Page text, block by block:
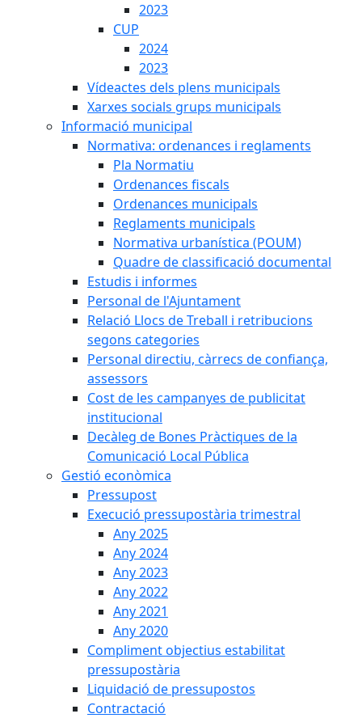
2023
CUP
2024
2023
Vídeactes dels plens municipals
Xarxes socials grups municipals
Informació municipal
Normativa: ordenances i reglaments
Pla Normatiu
Ordenances fiscals
Ordenances municipals
Reglaments municipals
Normativa urbanística (POUM)
Quadre de classificació documental
Estudis i informes
Personal de l'Ajuntament
Relació Llocs de Treball i retribucions
segons categories
Personal directiu, càrrecs de confiança,
assessors
Cost de les campanyes de publicitat
institucional
Decàleg de Bones Pràctiques de la
Comunicació Local Pública
Gestió econòmica
Pressupost
Execució pressupostària trimestral
Any 2025
Any 2024
Any 2023
Any 2022
Any 2021
Any 2020
Compliment objectius estabilitat
pressupostària
Liquidació de pressupostos
Contractació